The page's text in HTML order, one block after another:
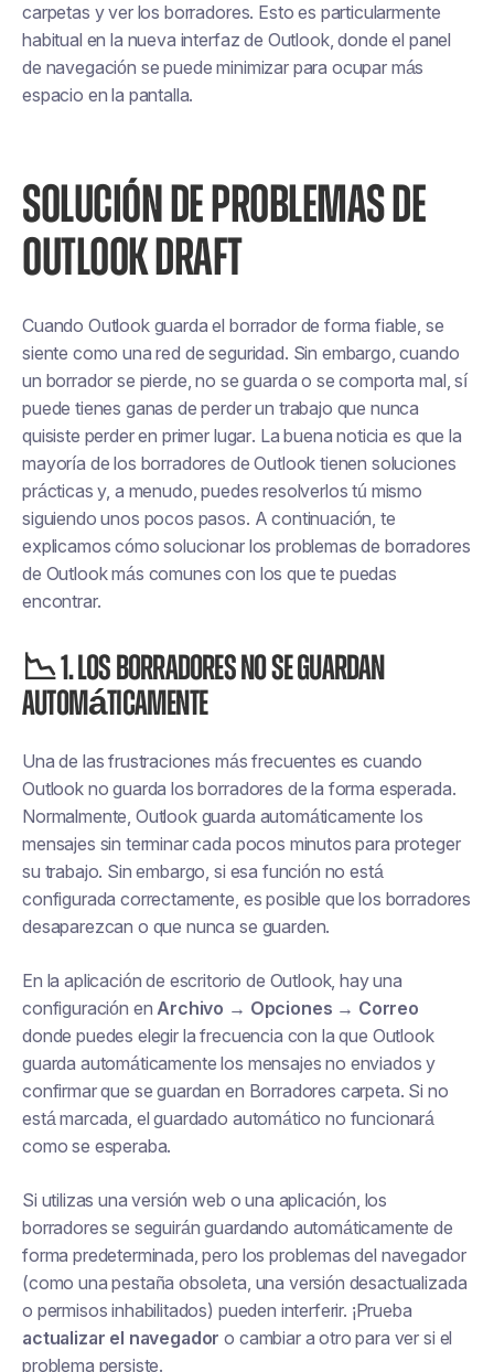
carpetas y ver los borradores. Esto es particularmente
habitual en la nueva interfaz de Outlook, donde el panel
de navegación se puede minimizar para ocupar más
espacio en la pantalla.
SOLUCIÓN DE PROBLEMAS DE
OUTLOOK DRAFT
Cuando Outlook guarda el borrador de forma fiable, se
siente como una red de seguridad. Sin embargo, cuando
un borrador se pierde, no se guarda o se comporta mal, sí
puedetienes ganas de perder un trabajo que nunca
quisiste perder en primer lugar. La buena noticia es que la
mayoría de los borradores de Outlook tienen soluciones
prácticas y, a menudo, puedes resolverlos tú mismo
siguiendo unos pocos pasos. A continuación, te
explicamos cómo solucionar los problemas de borradores
de Outlook más comunes con los que te puedas
encontrar.
📉 1. Los borradores no se guardan
automáticamente
Una de las frustraciones más frecuentes es cuando
Outlook no guarda los borradores de la forma esperada.
Normalmente, Outlook guarda automáticamente los
mensajes sin terminar cada pocos minutos para proteger
su trabajo. Sin embargo, si esa función no está
configurada correctamente, es posible que los borradores
desaparezcan o que nunca se guarden.
En la aplicación de escritorio de Outlook, hay una
configuración enArchivo → Opciones → Correo
donde puedes elegir la frecuencia con la que Outlook
guarda automáticamente los mensajes no enviados y
confirmar que se guardan en Borradores carpeta. Si no
está marcada, el guardado automático no funcionará
como se esperaba.
Si utilizas una versión web o una aplicación, los
borradores se seguirán guardando automáticamente de
forma predeterminada, pero los problemas del navegador
(como una pestaña obsoleta, una versión desactualizada
o permisos inhabilitados) pueden interferir. ¡Prueba
actualizar el navegador o cambiar a otro para ver si el
problema persiste.